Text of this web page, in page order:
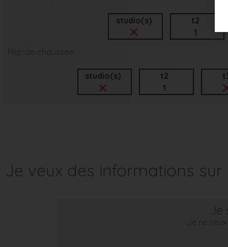
studio(s)
t2
1
Rez-de-chaussée
studio(s)
t2
1
Je veux des informations
Je
Je ne